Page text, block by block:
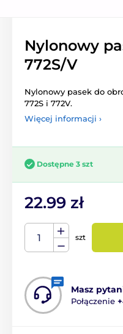
Nylonowy
772S/V
Nylonowy pasek do
772S i 772V.
Więcej informacji ›
Dostępne 3 szt
22.99 zł
szt
Masz
Połączenie